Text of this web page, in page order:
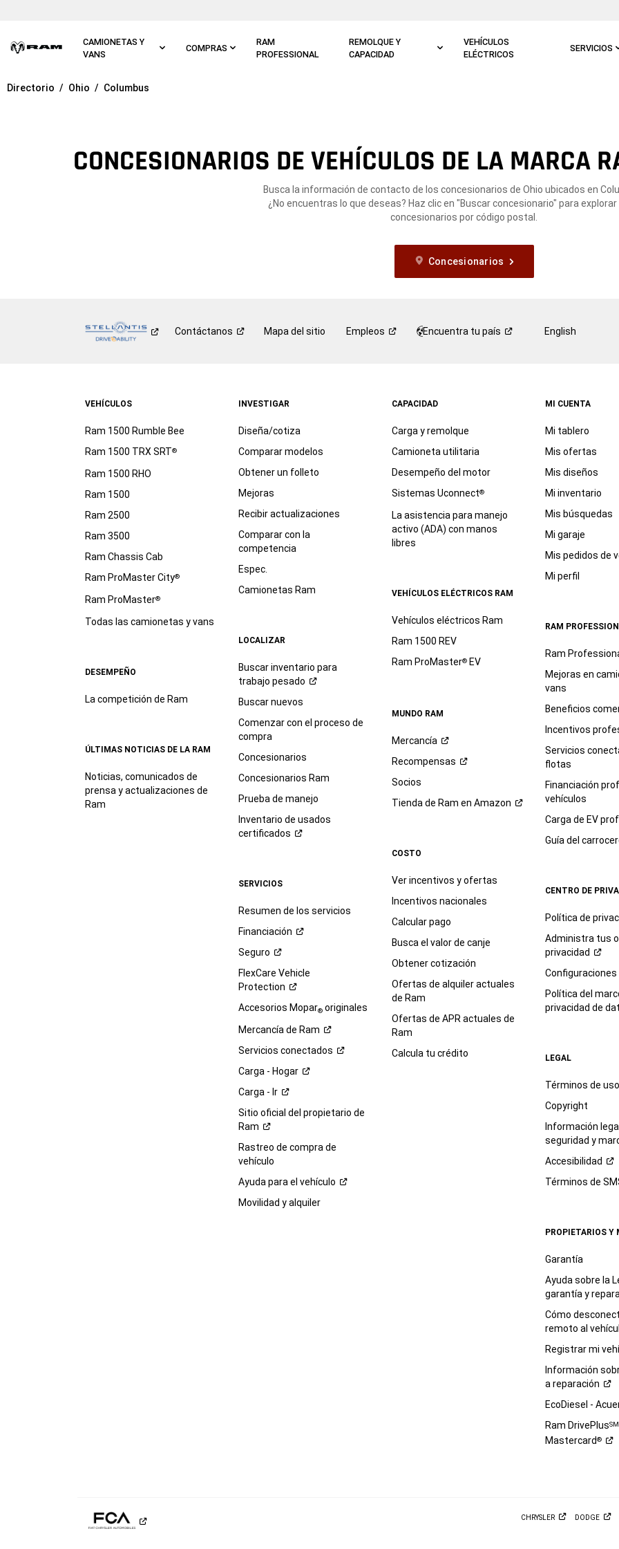
CAMIONETAS Y
VANS
COMPRAS
RAM
PROFESSIONAL
REMOLQUE Y
CAPACIDAD
VEHÍCULOS
ELÉCTRICOS
SERVICIOS
Ir a
Directorio Ohio Columbus
CONCESIONARIOS DE VEHÍCULOS DE LA MARCA
Busca la información de contacto de los concesionarios de Ohio ubicados en
¿No encuentras lo que deseas? Haz clic en "Buscar concesionario" para
concesionarios por código postal.
Concesionarios
Contáctanos Mapa del sitio Empleos Encuentra tu país English
VEHÍCULOS
Ram 1500 Rumble Bee
Ram 1500 TRX SRT®
Ram 1500 RHO
Ram 1500
Ram 2500
Ram 3500
Ram Chassis Cab
Ram ProMaster City®
Ram ProMaster®
Todas las camionetas y vans
DESEMPEÑO
La competición de Ram
ÚLTIMAS NOTICIAS DE LA RAM
Noticias, comunicados de
prensa y actualizaciones de
Ram
INVESTIGAR
Diseña/cotiza
Comparar modelos
Obtener un folleto
Mejoras
Recibir actualizaciones
Comparar con la
competencia
Espec.
Camionetas Ram
LOCALIZAR
Buscar inventario para
trabajo pesado
Buscar nuevos
Comenzar con el proceso de
compra
Concesionarios
Concesionarios Ram
Prueba de manejo
Inventario de usados
certificados
SERVICIOS
Resumen de los servicios
Financiación
Seguro
FlexCare Vehicle
Protection
Accesorios Mopar®originales
Mercancía de Ram
Servicios conectados
Carga - Hogar
Carga - Ir
Sitio oficial del propietario de
Ram
Rastreo de compra de
vehículo
Ayuda para el vehículo
Movilidad y alquiler
CAPACIDAD
Carga y remolque
Camioneta utilitaria
Desempeño del motor
Sistemas Uconnect®
La asistencia para manejo
activo (ADA) con manos
libres
VEHÍCULOS ELÉCTRICOS RAM
Vehículos eléctricos Ram
Ram 1500 REV
Ram ProMaster®EV
MUNDO RAM
Mercancía
Recompensas
Socios
Tienda de Ram en Amazon
COSTO
Ver incentivos y ofertas
Incentivos nacionales
Calcular pago
Busca el valor de canje
Obtener cotización
Ofertas de alquiler actuales
de Ram
Ofertas de APR actuales de
Ram
Calcula tu crédito
MI CUENTA
Mi tablero
Mis ofertas
Mis diseños
Mi inventario
Mis búsquedas
Mi garaje
Mis pedidos de
Mi perfil
RAM
Ram
Mejoras en
vans
Beneficios
Incentivos
Servicios
flotas
Financiación
vehículos
Carga de EV
Guía del
CENTRO DE
Política de
Administra tus
privacidad
Configuraciones
Política del
privacidad de
LEGAL
Términos de uso
Copyright
Información
seguridad y
Accesibilidad
Términos de
PROPIETARIOS Y
Garantía
Ayuda sobre la
garantía y
Cómo
remoto al
Registrar mi
Información
areparación
EcoDiesel -
Ram DrivePlusSM
Mastercard®
CHRYSLER DODGE